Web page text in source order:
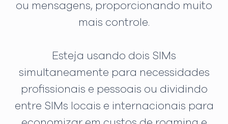
ou mensagens, proporcionando muito
mais controle.
Esteja usando dois SIMs
simultaneamente para necessidades
profissionais e pessoais ou dividindo
entre SIMs locais e internacionais para